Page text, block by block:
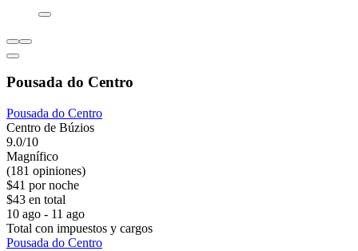
Pousada do Centro
Pousada do Centro
Centro de Búzios
9.0/10
Magnífico
(181 opiniones)
$41 por noche
$43 en total
10 ago - 11 ago
Total con impuestos y cargos
Pousada do Centro